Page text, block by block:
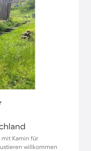
mit Kamin für
willkommen